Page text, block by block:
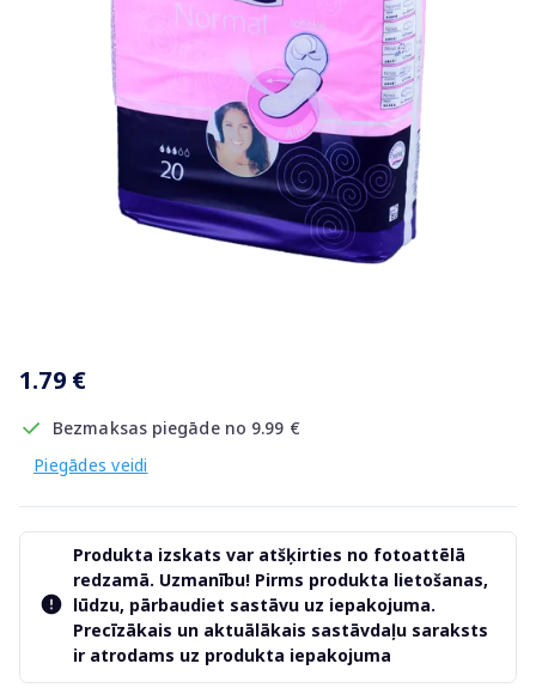
1.79 €
Bezmaksas piegāde no 9.99 €
Piegādes veidi
Produkta izskats var atšķirties no fotoattēlā
redzamā. Uzmanību! Pirms produkta lietošanas,
lūdzu, pārbaudiet sastāvu uz iepakojuma.
Precīzākais un aktuālākais sastāvdaļu saraksts
ir atrodams uz produkta iepakojuma